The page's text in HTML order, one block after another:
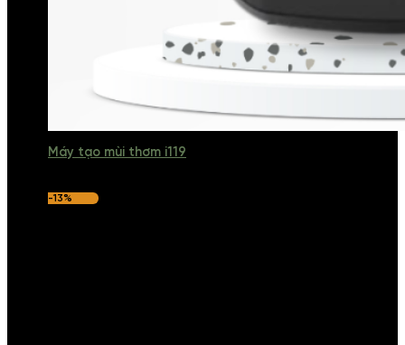
Máy tạo mùi thơm i119
-13%